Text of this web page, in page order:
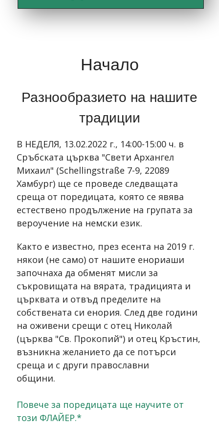
Начало
Разнообразието на нашите
традиции
В НЕДЕЛЯ, 13.02.2022 г., 14:00-15:00 ч. в
Сръбската църква "Свети Архангел
Михаил" (Schellingstraße 7-9, 22089
Хамбург) ще се проведе следващата
среща от поредицата, която се явява
естествено продължение на групата за
вероучение на немски език.
Както е известно, през есента на 2019 г.
някои (не само) от нашите енориаши
започнаха да обменят мисли за
съкровищата на вярата, традицията и
църквата и отвъд пределите на
собствената си енория. След две години
на оживени срещи с отец Николай
(църква "Св. Прокопий") и отец Кръстин,
възникна желанието да се потърси
среща и с други православни
общини.
Повече за поредицата ще научите от
този ФЛАЙЕР.*